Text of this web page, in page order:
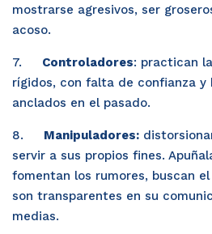
mostrarse agresivos, ser
acoso.
7. Controladores: practican
rígidos, con falta de confianza y
anclados en el pasado.
8. Manipuladores:
servir a sus propios fines.
fomentan los rumores, buscan
son transparentes en su
medias.